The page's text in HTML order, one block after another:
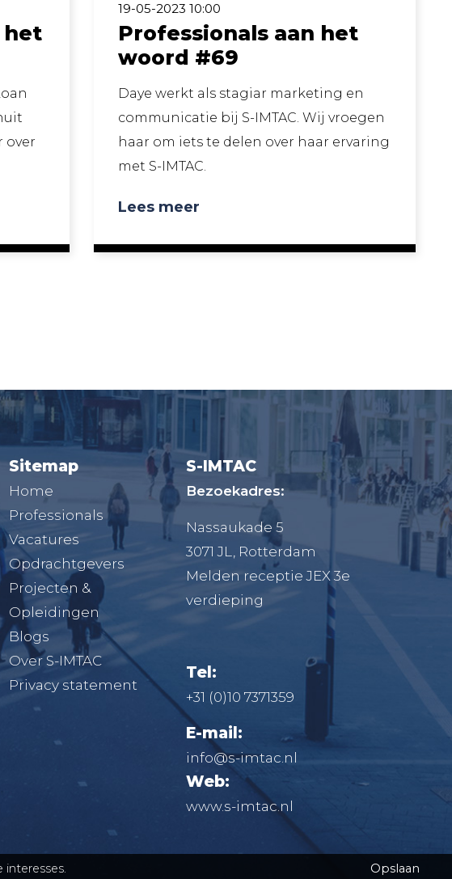
het
over
19-05-2023 10:00
Professionals aan het
woord #69
Daye werkt als stagiar marketing en
communicatie bij S-IMTAC. Wij vroegen
haar om iets te delen over haar ervaring
met S-IMTAC.
Lees meer
Sitemap
Home
Professionals
Vacatures
Opdrachtgevers
Projecten &
Opleidingen
Blogs
Over S-IMTAC
Privacy statement
S-IMTAC
Bezoekadres:
Nassaukade 5
3071 JL, Rotterdam
Melden receptie JEX 3e
verdieping
Tel:
+31 (0)10 7371359
E-mail:
info@s-imtac.nl
Web:
www.s-imtac.nl